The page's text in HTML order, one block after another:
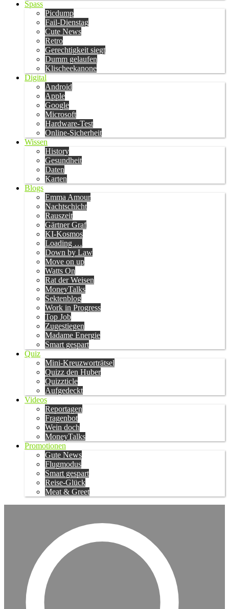
Spass
Picdump
Fail-Dienstag
Cute News
Retro
Gerechtigkeit siegt
Dumm gelaufen
Klischeekanone
Digital
Android
Apple
Google
Microsoft
Hardware-Test
Online-Sicherheit
Wissen
History
Gesundheit
Daten
Karten
Blogs
Emma Amour
Nachtschicht
Rauszeit
Gärtner Graf
KI-Kosmos
Loading …
Down by Law
Move on up
Watts On
Rat der Weisen
MoneyTalks
Sektenblog
Work in Progress
Top Job
Zugestiegen
Madame Energie
Smart gespart
Quiz
Mini-Kreuzworträtsel
Quizz den Huber
Quizzticle
Aufgedeckt
Videos
Reportagen
Fragenbot
Wein doch
MoneyTalks
Promotionen
Gute News
Flugmodus
Smart gespart
Reise-Glück
Meat & Greet